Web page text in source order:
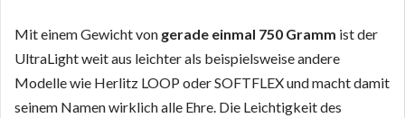
Mit einem Gewicht von gerade einmal 750 Gramm ist der
UltraLight weit aus leichter als beispielsweise andere
Modelle wie Herlitz LOOP oder SOFTFLEX und macht damit
seinem Namen wirklich alle Ehre. Die Leichtigkeit des